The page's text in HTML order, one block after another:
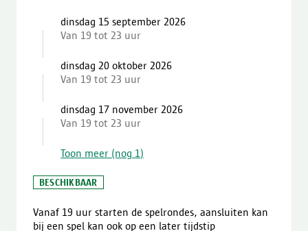
dinsdag 15 september 2026
Van 19 tot 23 uur
dinsdag 20 oktober 2026
Van 19 tot 23 uur
dinsdag 17 november 2026
Van 19 tot 23 uur
Toon meer (nog 1 )
BESCHIKBAAR
Vanaf 19 uur starten de spelrondes, aansluiten kan
bij een spel kan ook op een later tijdstip